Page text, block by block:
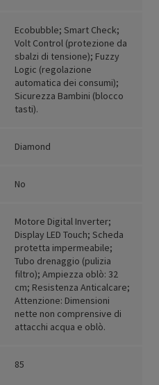
Ecobubble; Smart Check;
Volt Control (protezione da
sbalzi di tensione); Fuzzy
Logic (regolazione
automatica dei consumi);
Sicurezza Bambini (blocco
tasti).
Diamond
No
Motore Digital Inverter;
Display LED Touch; Scheda
protetta impermeabile;
Tubo drenaggio (pulizia
filtro); Ampiezza oblò: 32
cm; Resistenza Anticalcare;
Attenzione: Dimensioni
nette non comprensive di
attacchi acqua e oblò.
85